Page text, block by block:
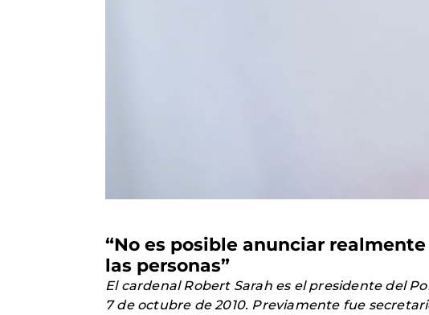
“No es posible anunciar
las personas”
El cardenal Robert Sarah es el presidente del
7 de octubre de 2010. Previamente fue